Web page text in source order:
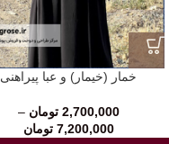
خمار (خیمار) و عبا پیراهنی
2,700,000 تومان –
7,200,000 تومان